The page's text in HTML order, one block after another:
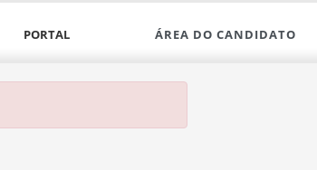
PORTAL ÁREA DO CANDIDATO